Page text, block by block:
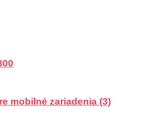
mobilné zariadenia (3)